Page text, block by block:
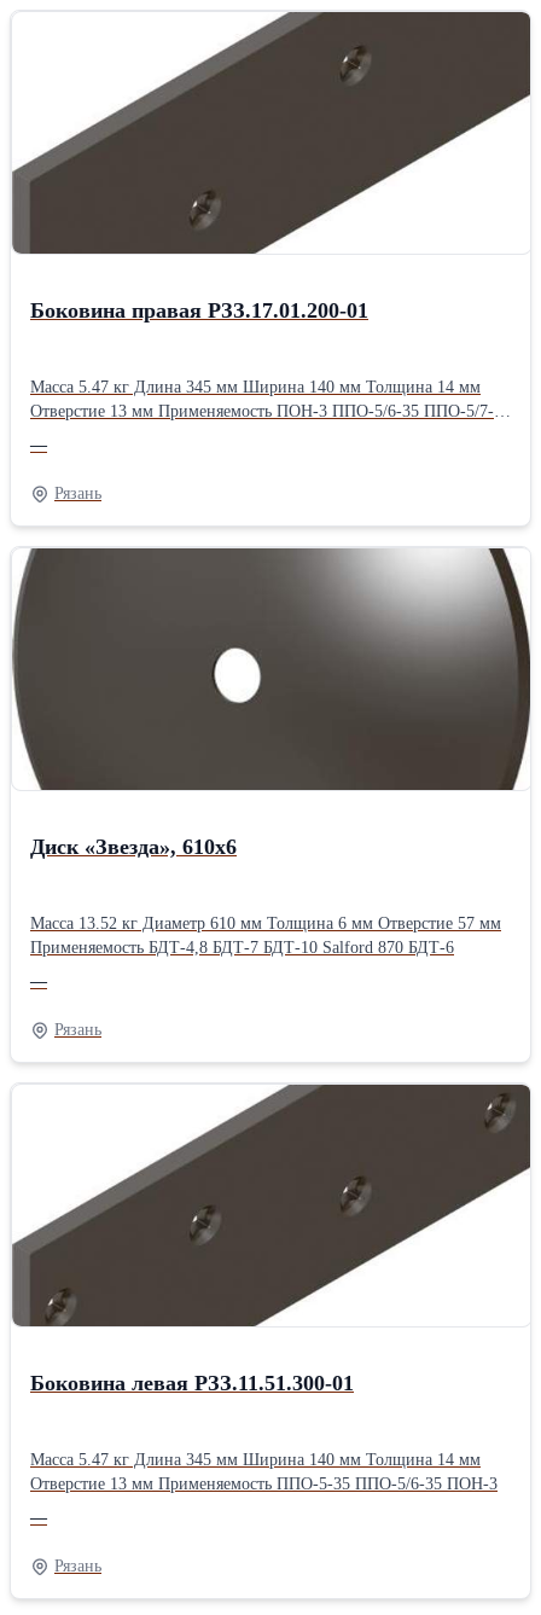
Боковина правая РЗЗ.17.01.200-01
Масса 5.47 кг Длина 345 мм Ширина 140 мм Толщина 14 мм
Отверстие 13 мм Применяемость ПОН-3 ППО-5/6-35 ППО-5/7-35
—
Рязань
Диск «Звезда», 610х6
Масса 13.52 кг Диаметр 610 мм Толщина 6 мм Отверстие 57 мм
Применяемость БДТ-4,8 БДТ-7 БДТ-10 Salford 870 БДТ-6
—
Рязань
Боковина левая РЗЗ.11.51.300-01
Масса 5.47 кг Длина 345 мм Ширина 140 мм Толщина 14 мм
Отверстие 13 мм Применяемость ППО-5-35 ППО-5/6-35 ПОН-3
—
Рязань